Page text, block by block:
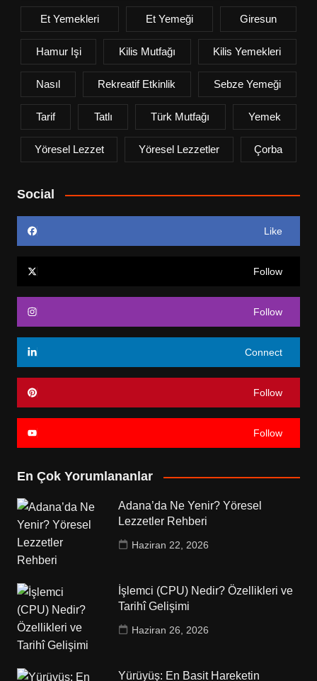
Et Yemekleri Et Yemeği Giresun
Hamur Işi Kilis Mutfağı Kilis Yemekleri
Nasıl Rekreatif Etkinlik Sebze Yemeği
Tarif Tatlı Türk Mutfağı Yemek
Yöresel Lezzet Yöresel Lezzetler Çorba
Social
Like
Follow
Follow
Connect
Follow
Follow
En Çok Yorumlananlar
Adana’da Ne Yenir? Yöresel
Lezzetler Rehberi
Haziran 22, 2026
İşlemci (CPU) Nedir? Özellikleri ve
Tarihî Gelişimi
Haziran 26, 2026
Yürüyüş: En Basit Hareketin